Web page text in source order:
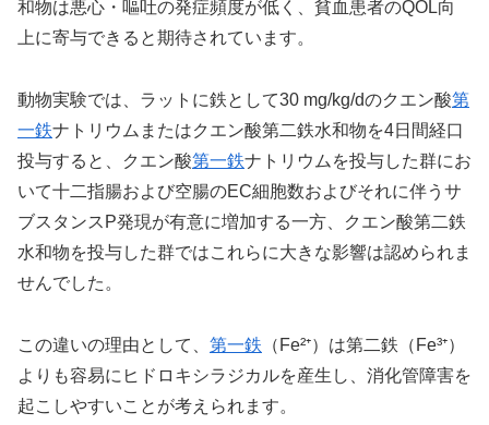
和物は悪心・嘔吐の発症頻度が低く、貧血患者のQOL向
上に寄与できると期待されています。
動物実験では、ラットに鉄として30 mg/kg/dのクエン酸第
一鉄ナトリウムまたはクエン酸第二鉄水和物を4日間経口
投与すると、クエン酸第一鉄ナトリウムを投与した群にお
いて十二指腸および空腸のEC細胞数およびそれに伴うサ
ブスタンスP発現が有意に増加する一方、クエン酸第二鉄
水和物を投与した群ではこれらに大きな影響は認められま
せんでした。
この違いの理由として、 第一鉄 （Fe²⁺）は第二鉄（Fe³⁺）
よりも容易にヒドロキシラジカルを産生し、消化管障害を
起こしやすいことが考えられます。